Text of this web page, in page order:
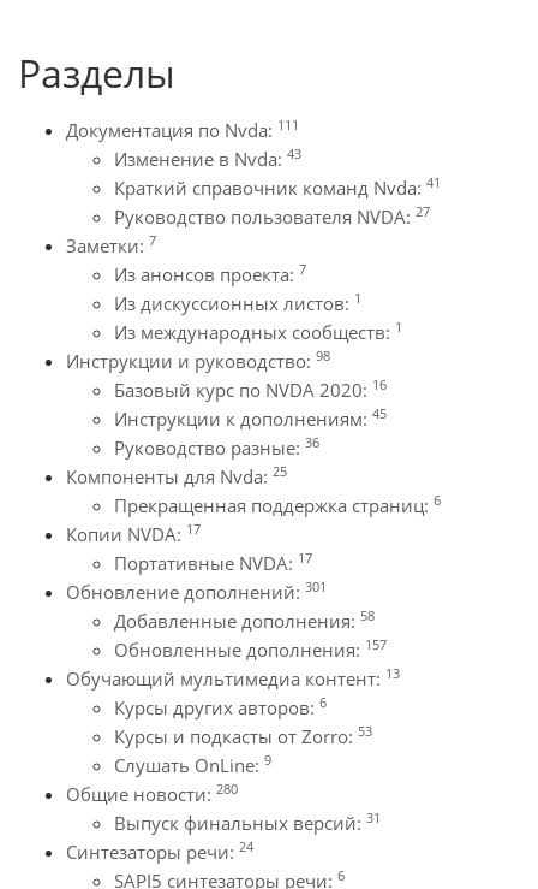
Разделы
Документация по Nvda: 111
Изменение в Nvda: 43
Краткий справочник команд Nvda: 41
Руководство пользователя NVDA: 27
Заметки: 7
Из анонсов проекта: 7
Из дискуссионных листов: 1
Из международных сообществ: 1
Инструкции и руководство: 98
Базовый курс по NVDA 2020: 16
Инструкции к дополнениям: 45
Руководство разные: 36
Компоненты для Nvda: 25
Прекращенная поддержка страниц: 6
Копии NVDA: 17
Портативные NVDA: 17
Обновление дополнений: 301
Добавленные дополнения: 58
Обновленные дополнения: 157
Обучающий мультимедиа контент: 13
Курсы других авторов: 6
Курсы и подкасты от Zorro: 53
Слушать OnLine: 9
Общие новости: 280
Выпуск финальных версий: 31
Синтезаторы речи: 24
SAPI5 синтезаторы речи: 6